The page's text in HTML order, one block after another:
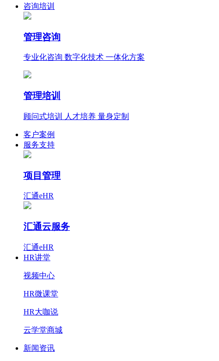
咨询培训
管理咨询
专业化咨询 数字化技术 一体化方案
管理培训
顾问式培训 人才培养 量身定制
客户案例
服务支持
项目管理
汇通eHR
汇通云服务
汇通eHR
HR讲堂
视频中心
HR微课堂
HR大咖说
云学堂商城
新闻资讯